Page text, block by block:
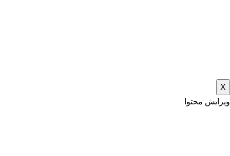
X
ویرایش محتوا